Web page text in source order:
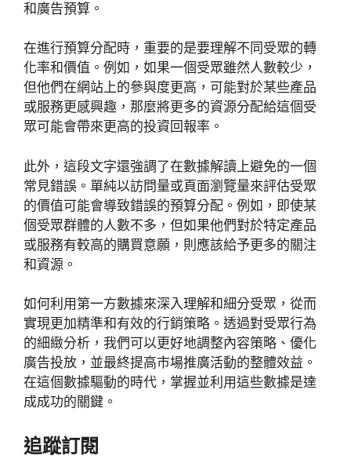
和廣告預算。
在進行預算分配時，重要的是要理解不同受眾的轉
化率和價值。例如，如果一個受眾雖然人數較少，
但他們在網站上的參與度更高，可能對於某些產品
或服務更感興趣，那麼將更多的資源分配給這個受
眾可能會帶來更高的投資回報率。
此外，這段文字還強調了在數據解讀上避免的一個
常見錯誤。單純以訪問量或頁面瀏覽量來評估受眾
的價值可能會導致錯誤的預算分配。例如，即使某
個受眾群體的人數不多，但如果他們對於特定產品
或服務有較高的購買意願，則應該給予更多的關注
和資源。
如何利用第一方數據來深入理解和細分受眾，從而
實現更加精準和有效的行銷策略。透過對受眾行為
的細緻分析，我們可以更好地調整內容策略、優化
廣告投放，並最終提高市場推廣活動的整體效益。
在這個數據驅動的時代，掌握並利用這些數據是達
成成功的關鍵。
追蹤訂閱